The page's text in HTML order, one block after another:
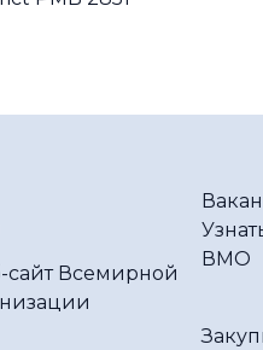
сайт Всемирной
ВМО